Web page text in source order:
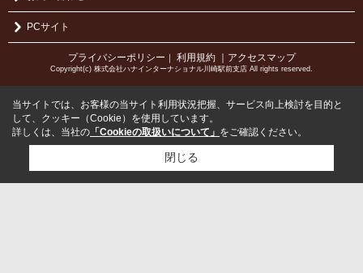
PCサイト
プライバシーポリシー ｜ 利用規約 ｜アクセスマップ
Copyright(c) 株式会社ハナインターナショナル川崎駅前支店 All rights reserved.
当サイトでは、お客様の当サイト利用状況把握、サービス向上検討を目的と
して、クッキー（Cookie）を使用しています。
詳しくは、当社の 「Cookieの取扱いについて」 をご確認ください。
閉じる